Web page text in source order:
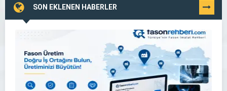
SON EKLENEN HABERLER TÜMÜNÜ
GÖR